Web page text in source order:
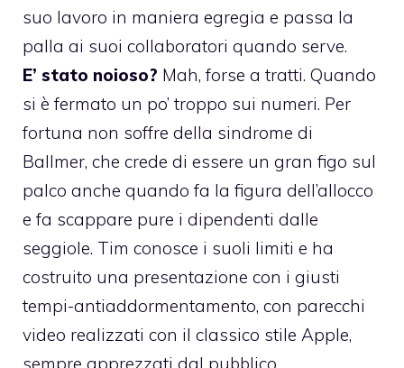
suo lavoro in maniera egregia e passa la
palla ai suoi collaboratori quando serve.
E’ stato noioso? Mah, forse a tratti. Quando
si è fermato un po’ troppo sui numeri. Per
fortuna non soffre della sindrome di
Ballmer, che crede di essere un gran figo sul
palco anche quando fa la figura dell’allocco
e fa scappare pure i dipendenti dalle
seggiole. Tim conosce i suoli limiti e ha
costruito una presentazione con i giusti
tempi-antiaddormentamento, con parecchi
video realizzati con il classico stile Apple,
sempre apprezzati dal pubblico.